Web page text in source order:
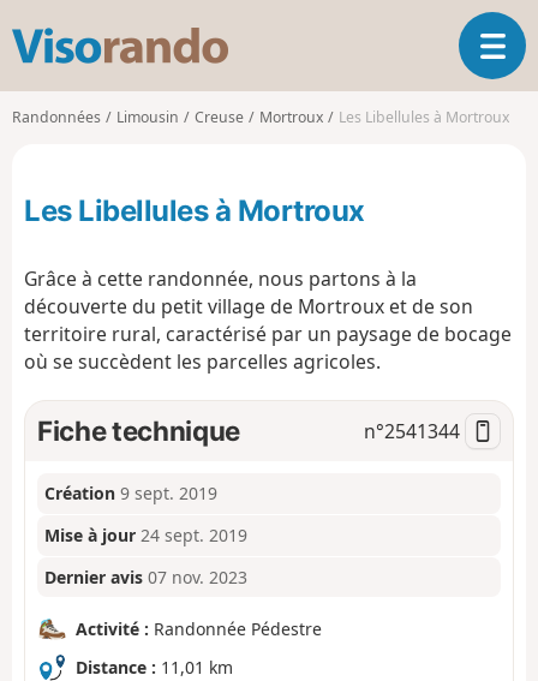
s
o
d
O
u
i
t
Randonnées Limousin Creuse Mortroux Les Libellules à Mortroux
Les Libellules à Mortroux
Grâce à cette randonnée, nous partons à la
découverte du petit village de Mortroux et de son
territoire rural, caractérisé par un paysage de bocage
où se succèdent les parcelles agricoles.
Fiche technique n°2541344
Création 9 sept. 2019
Mise à jour 24 sept. 2019
Dernier avis 07 nov. 2023
Activité : Randonnée Pédestre
Distance : 11,01 km